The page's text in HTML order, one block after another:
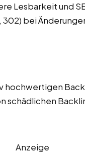
Lesbarkeit und
bei
hochwertigen
schädlichen
Anzeige